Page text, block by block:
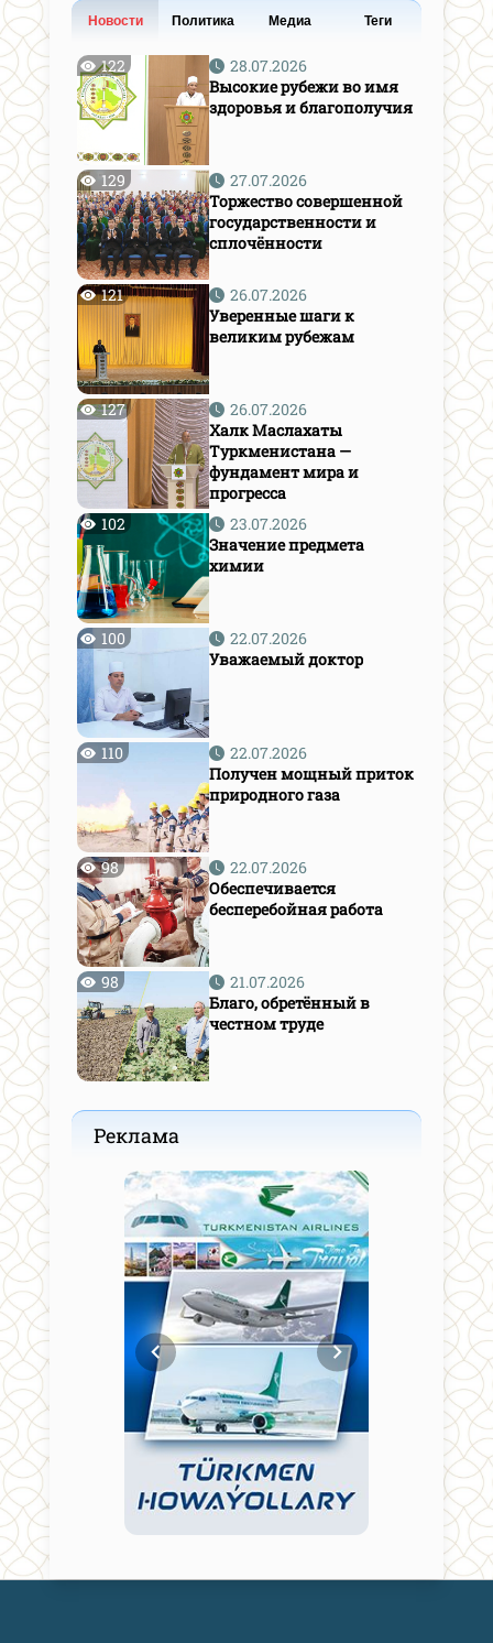
Новости Политика Медиа Теги
122
28.07.2026
Высокие рубежи во имя
здоровья и благополучия
129
27.07.2026
Торжество совершенной
государственности и
сплочённости
121
26.07.2026
Уверенные шаги к
великим рубежам
127
26.07.2026
Халк Маслахаты
Туркменистана —
фундамент мира и
прогресса
102
23.07.2026
Значение предмета
химии
100
22.07.2026
Уважаемый доктор
110
22.07.2026
Получен мощный приток
природного газа
98
22.07.2026
Обеспечивается
бесперебойная работа
98
21.07.2026
Благо, обретённый в
честном труде
Реклама